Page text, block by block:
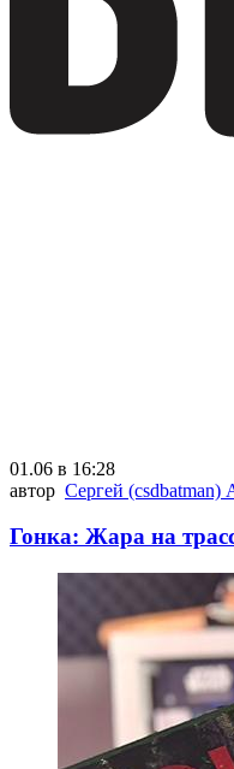
01.06 в 16:28
автор Сергей (csdbatman)
Гонка: Жара на